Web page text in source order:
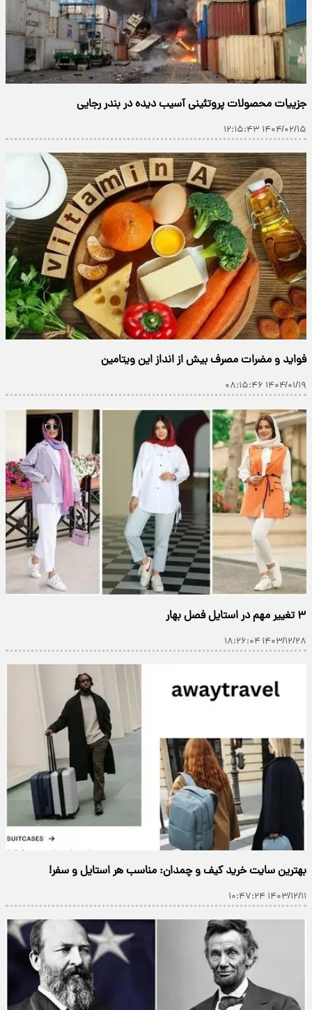
جزییات محصولات پروتئینی آسیب دیده در بندر رجایی
۱۴۰۴/۰۲/۱۵ ۱۲:۱۵:۴۳
فواید و مضرات مصرف بیش از انداز این ویتامین
۱۴۰۴/۰۱/۱۹ ۰۸:۱۵:۴۶
۳ تغییر مهم در استایل فصل بهار
۱۴۰۳/۱۲/۲۸ ۱۸:۲۶:۰۴
بهترین سایت خرید کیف و چمدان: مناسب هر استایل و سفر!
۱۴۰۳/۱۲/۱۱ ۱۰:۴۷:۲۴